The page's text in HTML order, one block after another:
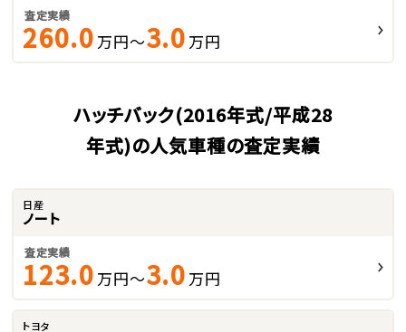
査定実績
260.0 万円～3.0 万円
ハッチバック(2016年式/平成28
年式)の人気車種の査定実績
日産
ノート
査定実績
123.0 万円～3.0 万円
トヨタ